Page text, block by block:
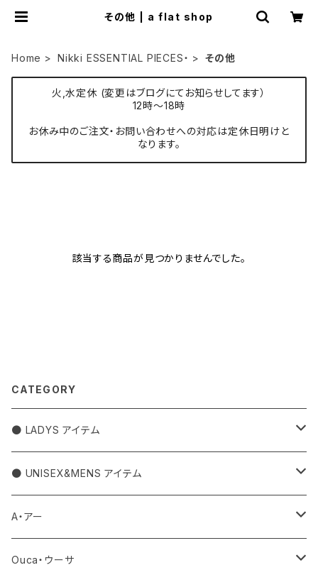
その他 | a flat shop
Home Nikki ESSENTIAL PIECES・ その他
火,水定休 (変更はブログにてお知らせしてます）
12時〜18時
お休み中のご注文・お問い合わせへの対応は定休日明けと
なります。
該当する商品が見つかりませんでした。
CATEGORY
● LADYS アイテム
アウター
トップス
カットソー
ボトム
● UNISEX&MENS アイテム
アウター
トップス
A・アー
バッグ
Ouca・ウーサ